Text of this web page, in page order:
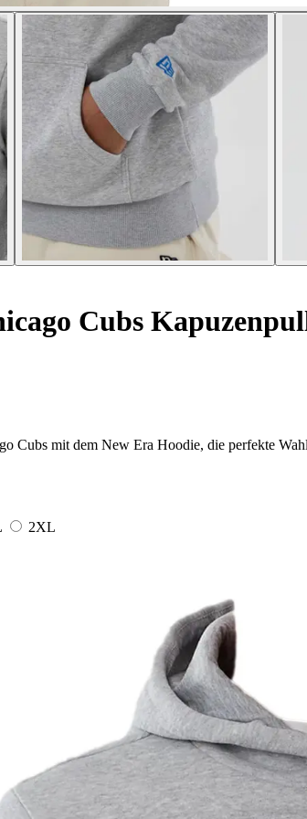
Cubs
Cubs mit dem New Era Hoodie, die perfekte
2XL